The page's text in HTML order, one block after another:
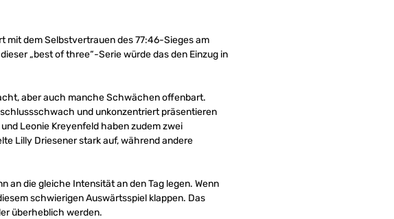
mit dem Selbstvertrauen des 77:46-Sieges am
„best of three“-Serie würde das den Einzug in
aber auch manche Schwächen offenbart.
und unkonzentriert präsentieren
Leonie Kreyenfeld haben zudem zwei
Lilly Driesener stark auf, während andere
an die gleiche Intensität an den Tag legen. Wenn
schwierigen Auswärtsspiel klappen. Das
überheblich werden.